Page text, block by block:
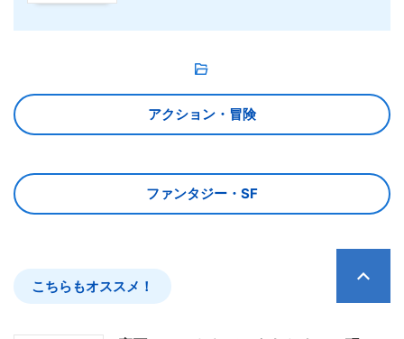
アクション・冒険
ファンタジー・SF
こちらもオススメ！